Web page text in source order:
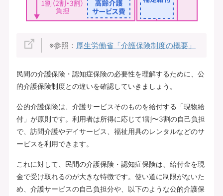
※参照： 厚生労働省「介護保険制度の概要」
民間の介護保険・認知症保険の必要性を理解するために、公
的介護保険制度との違いを確認していきましょう。
公的介護保険は、介護サービスそのものを給付する「現物給
付」が原則です。利用者は所得に応じて1割〜3割の自己負担
で、訪問介護やデイサービス、福祉用具のレンタルなどのサ
ービスを利用できます。
これに対して、民間の介護保険・認知症保険は、給付金を現
金で受け取れるのが大きな特徴です。使い道に制限がないた
め、介護サービスの自己負担分や、以下のような公的介護保